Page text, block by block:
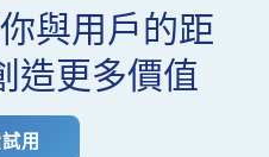
與用戶的距
造更多價值
用